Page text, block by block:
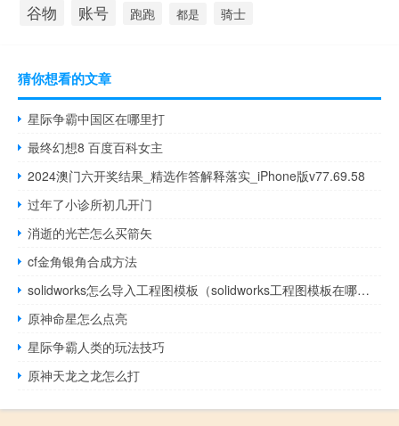
谷物 账号 跑跑 都是 骑士
猜你想看的文章
星际争霸中国区在哪里打
最终幻想8 百度百科女主
2024澳门六开奖结果_精选作答解释落实_iPhone版v77.69.58
过年了小诊所初几开门
消逝的光芒怎么买箭矢
cf金角银角合成方法
solidworks怎么导入工程图模板（solidworks工程图模板在哪个文件夹）
原神命星怎么点亮
星际争霸人类的玩法技巧
原神天龙之龙怎么打